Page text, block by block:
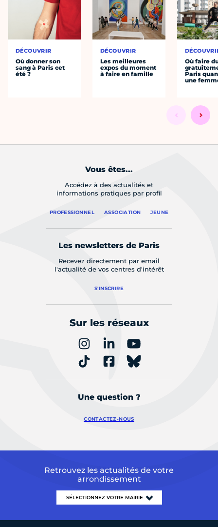
DÉCOUVRIR
Où donner son
sang à Paris cet
été ?
DÉCOUVRIR
Les meilleures
expos du moment
à faire en famille
Où faire
Paris
une
Vous êtes...
Accédez à des actualités et
informations pratiques par profil
PROFESSIONNEL ASSOCIATION JEUNE
Les newsletters de Paris
Recevez directement par email
l'actualité de vos centres d'intérêt
S'INSCRIRE
Sur les réseaux
Une question ?
CONTACTEZ-NOUS
Retrouvez les actualités de votre
arrondissement